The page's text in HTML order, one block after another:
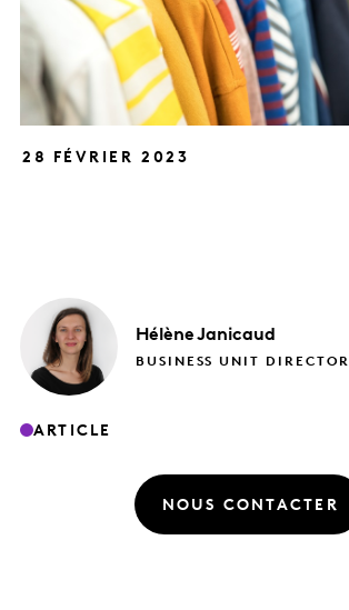
28 FÉVRIER 2023
Hélène Janicaud
BUSINESS UNIT DIRECTOR
ARTICLE
NOUS CONTACTER